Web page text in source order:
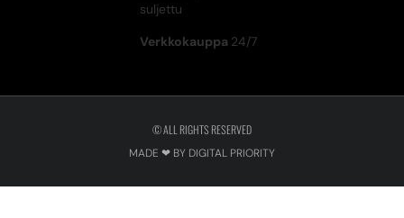
suljettu
Verkkokauppa 24/7
© ALL RIGHTS RESERVED
MADE ❤ BY DIGITAL PRIORITY